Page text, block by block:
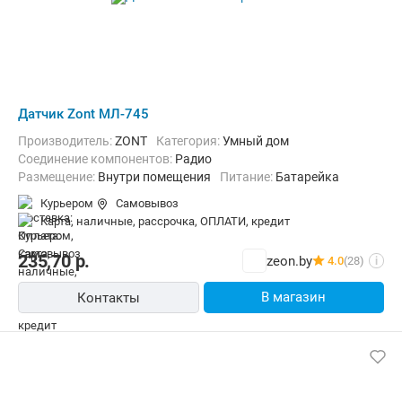
Датчик Zont МЛ-745
Производитель:ZONT Категория:Умный дом
Соединение компонентов: Радио
Размещение: Внутри помещения Питание: Батарейка
Курьером
Самовывоз
карта, наличные, рассрочка, ОПЛАТИ, кредит
235,70р. zeon.by 4.0(28) i
Контакты В магазин